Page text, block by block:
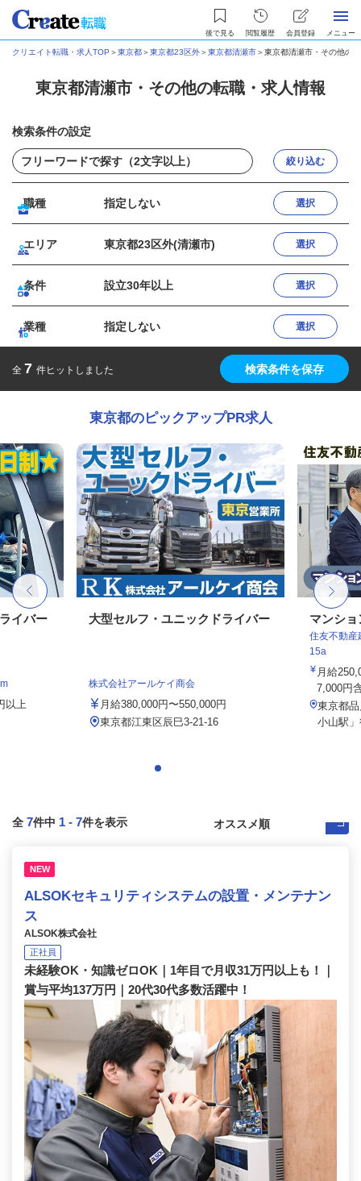
後で見る 閲覧履歴 会員登録 メニュー
クリエイト転職・求人TOP ＞東京都＞東京都23区外＞東京都清瀬市＞東京都清瀬市・その他の
東京都清瀬市・その他の転職・求人情報
検索条件の設定
絞り込む
職種 指定しない 選択
エリア 東京都23区外(清瀬市) 選択
条件 設立30年以上 選択
業種 指定しない 選択
全 7 件ヒットしました 検索条件を保存
東京都のピックアップPR求人
イバー
以上
大型セルフ・ユニックドライバー
株式会社アールケイ商会
月給380,000円〜550,000円
東京都江東区辰巳3-21-16
マンシ
住友不動産
15a
月給
7,000円
東京都
小山駅
全 7件中 1 - 7件を表示
NEW
ALSOKセキュリティシステムの設置・メンテナン
ス
ALSOK株式会社
正社員
未経験OK・知識ゼロOK｜1年目で月収31万円以上も！｜
賞与平均137万円｜20代30代多数活躍中！